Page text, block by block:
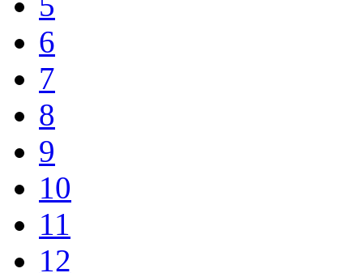
6
7
8
9
10
11
12